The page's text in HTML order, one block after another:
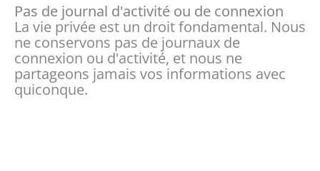
Pas de journal d'activité ou de connexion
La vie privée est un droit fondamental. Nous
ne conservons pas de journaux de
connexion ou d'activité, et nous ne
partageons jamais vos informations avec
quiconque.